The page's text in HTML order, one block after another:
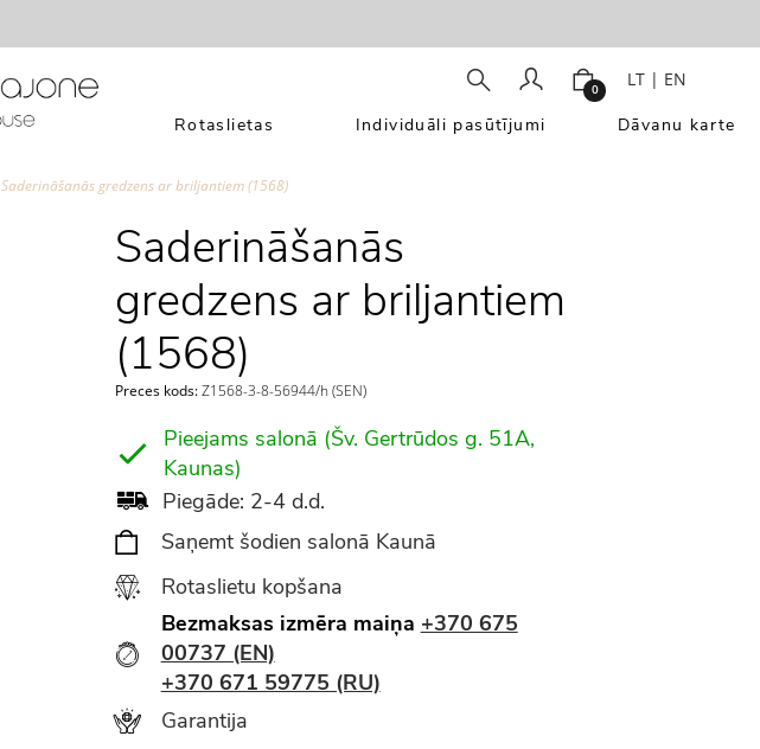
0 LT | EN
Rotaslietas Individuāli pasūtījumi Dāvanu karte
Saderināšanās gredzens ar briljantiem (1568)
Saderināšanās
gredzens ar briljantiem
(1568)
Preces kods:Z1568-3-8-56944/h (SEN)
Pieejams salonā (Šv. Gertrūdos g. 51A,
Kaunas)
Piegāde: 2-4 d.d.
Saņemt šodien salonā Kaunā
Rotaslietu kopšana
Bezmaksas izmēra maiņa +370 675
00737 (EN)
+370 671 59775 (RU)
Garantija